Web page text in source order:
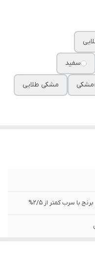
سفید
مشکی مشکی طلایی